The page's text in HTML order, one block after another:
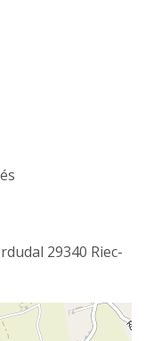
29340 Riec-